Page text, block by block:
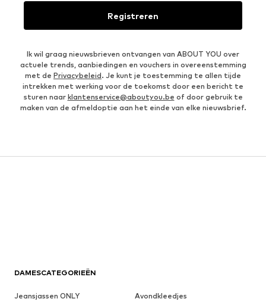
Registreren
Ik wil graag nieuwsbrieven ontvangen van ABOUT YOU over
actuele trends, aanbiedingen en vouchers in overeenstemming
met de Privacybeleid. Je kunt je toestemming te allen tijde
intrekken met werking voor de toekomst door een bericht te
sturen naar klantenservice@aboutyou.be of door gebruik te
maken van de afmeldoptie aan het einde van elke nieuwsbrief.
DAMESCATEGORIEËN
Jeansjassen ONLY
Avondkleedjes